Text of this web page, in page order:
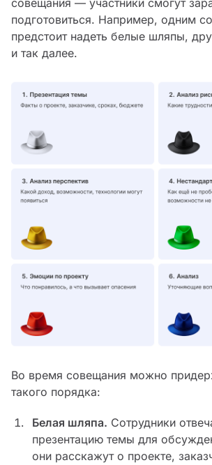
подготовиться. Например, одним
предстоит надеть белые шляпы,
и так далее.
Во время совещания можно
такого порядка:
Белая шляпа. Сотрудники
презентацию темы для
они расскажут о проекте,